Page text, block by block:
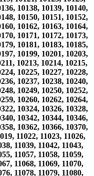
10138, 10139, 10140,
10150, 10151, 10152,
10162, 10163, 10164,
10171, 10172, 10173,
10181, 10183, 10185,
10199, 10201, 10203,
10213, 10214, 10215,
10225, 10227, 10228,
10237, 10238, 10240,
10249, 10250, 10252,
10260, 10262, 10264,
10324, 10326, 10328,
10342, 10344, 10346,
10362, 10366, 10370,
11022, 11023, 11026,
11039, 11042, 11043,
11057, 11058, 11059,
11068, 11069, 11070,
11078, 11079, 11080,